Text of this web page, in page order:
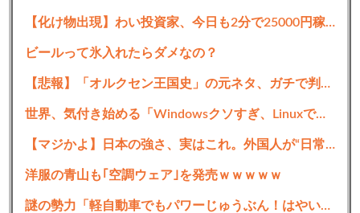
【化け物出現】わい投資家、今日も2分で25000円稼ぎお仕事終了ｗｗｗｗｗｗ
ビールって氷入れたらダメなの？
【悲報】「オルクセン王国史」の元ネタ、ガチで判明ｗｗｗｗｗｗｗ
世界、気付き始める「Windowsクソすぎ、Linuxで十分じゃね？」デスクトップ向けLinuxの市場シェアが10%超え
【マジかよ】日本の強さ、実はこれ。外国人が“日常”を見て衝撃を受けた理由
洋服の青山も｢空調ウェア｣を発売ｗｗｗｗｗ
謎の勢力「軽自動車でもパワーじゅうぶん！はやいよ！」←こいつ